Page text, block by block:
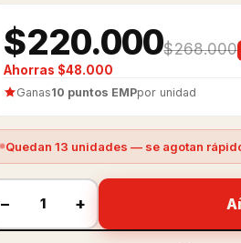
$220.000$268.000
Ahorras $48.000
Ganas10 puntos EMPpor unidad
Quedan 13 unidades — se agotan
− +